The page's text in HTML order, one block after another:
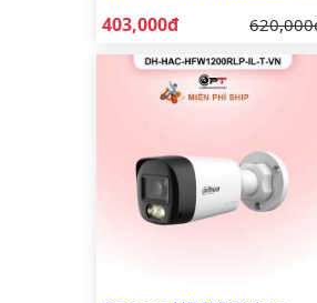
2MP - đèn trợ sáng
Giá bán:
403,000đ Giá gốc: